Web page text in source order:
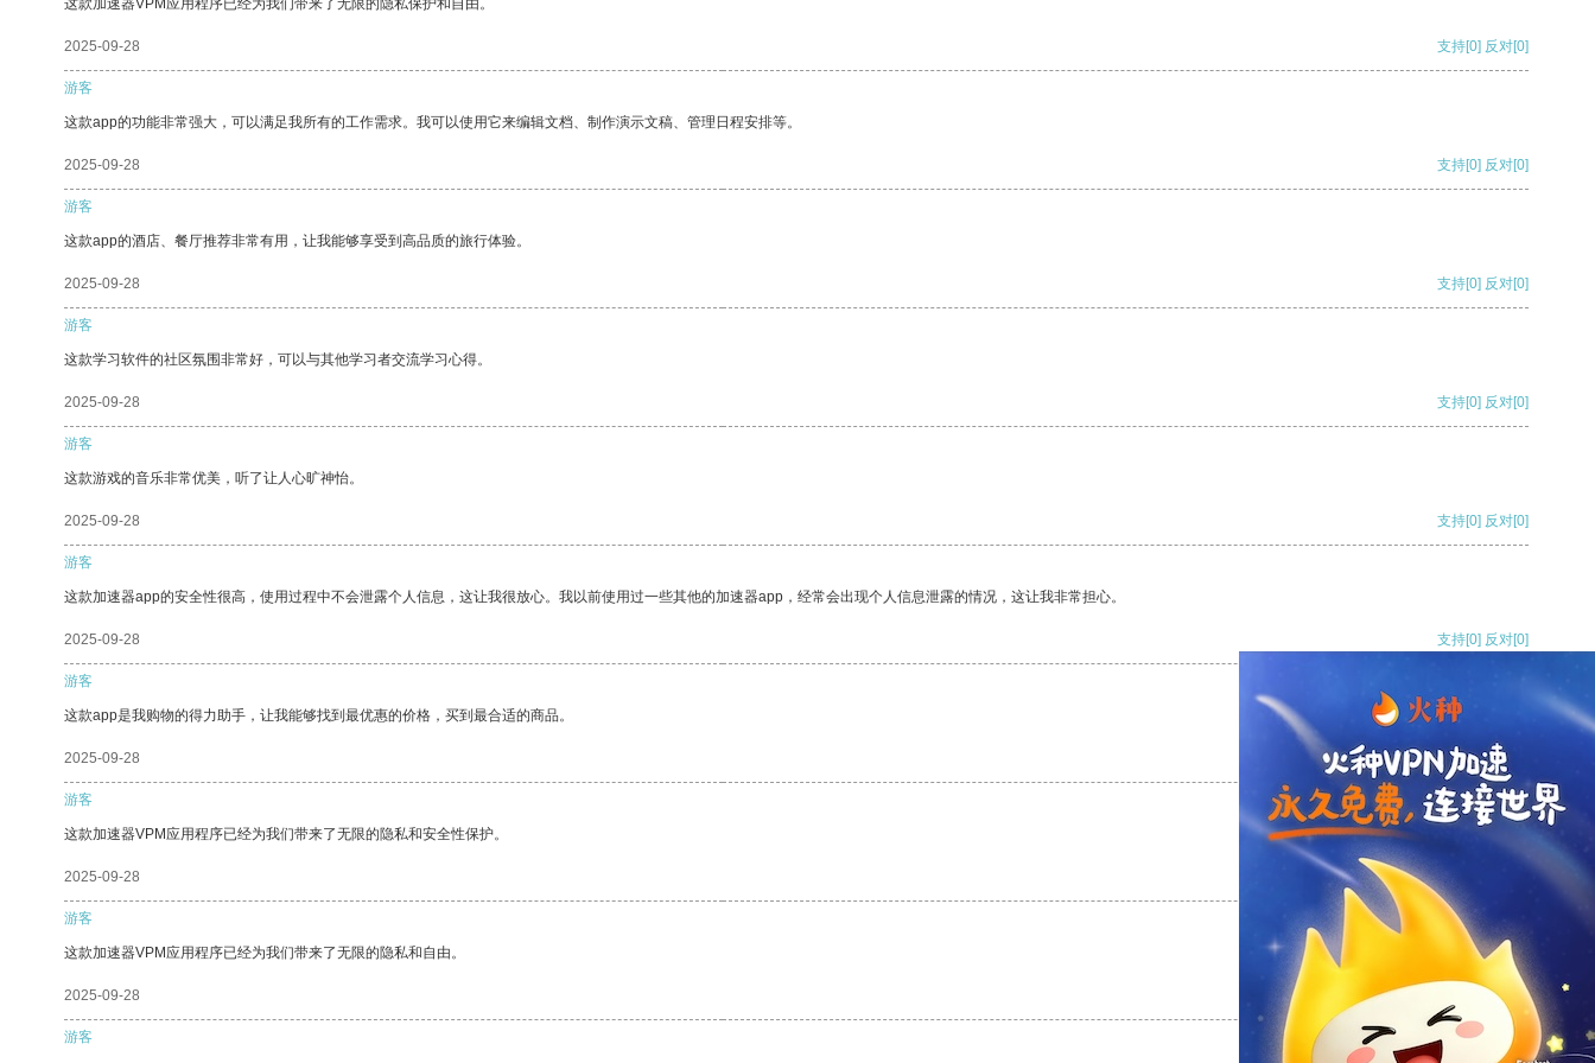
这款加速器VPM应用程序已经为我们带来了无限的隐私保护和自由。
2025-09-28 支持[0] 反对[0]
游客
这款app的功能非常强大，可以满足我所有的工作需求。我可以使用它来编辑文档、制作演示文稿、管理日程安排等。
2025-09-28 支持[0] 反对[0]
游客
这款app的酒店、餐厅推荐非常有用，让我能够享受到高品质的旅行体验。
2025-09-28 支持[0] 反对[0]
游客
这款学习软件的社区氛围非常好，可以与其他学习者交流学习心得。
2025-09-28 支持[0] 反对[0]
游客
这款游戏的音乐非常优美，听了让人心旷神怡。
2025-09-28 支持[0] 反对[0]
游客
这款加速器app的安全性很高，使用过程中不会泄露个人信息，这让我很放心。我以前使用过一些其他的加速器app，经常会出现个人信息泄露的情况，这让我非常担心。
2025-09-28 支持[0] 反对[0]
游客
这款app是我购物的得力助手，让我能够找到最优惠的价格，买到最合适的商品。
2025-09-28 支持[0] 反对
游客
这款加速器VPM应用程序已经为我们带来了无限的隐私和安全性保护。
2025-09-28 支持
游客
这款加速器VPM应用程序已经为我们带来了无限的隐私和自由。
2025-09-28 反对 [0]
游客